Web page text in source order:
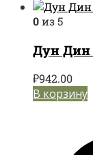
0из 5
Дун Дин
₽942.00
В корзину